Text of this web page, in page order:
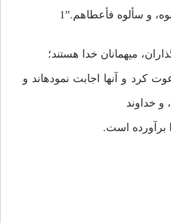
و سألوه فأعطاهم.”1
ميهمانان خدا هستند؛
كرد و آنها اجابت نموده‏اند و
و خداوند
برآورده است.